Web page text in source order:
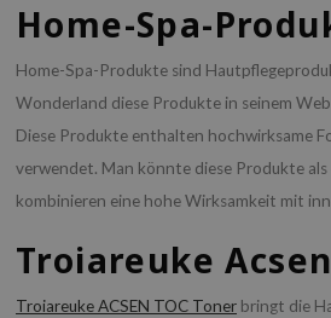
Home-Spa-
Home-Spa-Produkte sind
Wonderland diese Produkte in seinem
Diese Produkte enthalten hochwirksame
verwendet. Man könnte diese Produkte
kombinieren eine hohe Wirksamkeit mit
Troiareuke Acsen
Troiareuke ACSEN TOC Toner bringt die